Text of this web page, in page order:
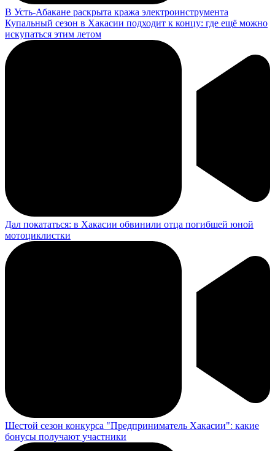
В Усть-Абакане раскрыта кража электроинструмента
Купальный сезон в Хакасии подходит к концу: где ещё можно
искупаться этим летом
Дал покататься: в Хакасии обвинили отца погибшей юной
мотоциклистки
Шестой сезон конкурса "Предприниматель Хакасии": какие
бонусы получают участники